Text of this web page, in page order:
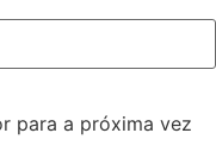
para a próxima vez